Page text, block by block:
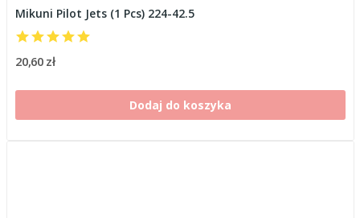
Mikuni Pilot Jets (1 Pcs) 224-42.5
20,60 zł
Dodaj do koszyka